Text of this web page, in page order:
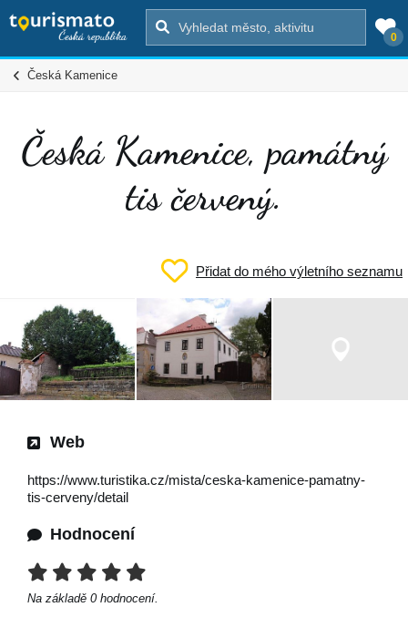
0
Česká Kamenice
Česká Kamenice, památný
tis červený.
Přidat do mého výletního seznamu
Web
https://www.turistika.cz/mista/ceska-kamenice-pamatny-
tis-cerveny/detail
Hodnocení
Na základě 0 hodnocení.